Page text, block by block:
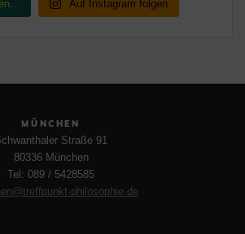
Auf Instagram folgen
MÜNCHEN
Straße 91
80336 München
Tel: 089 / 5428585
philosophie.de